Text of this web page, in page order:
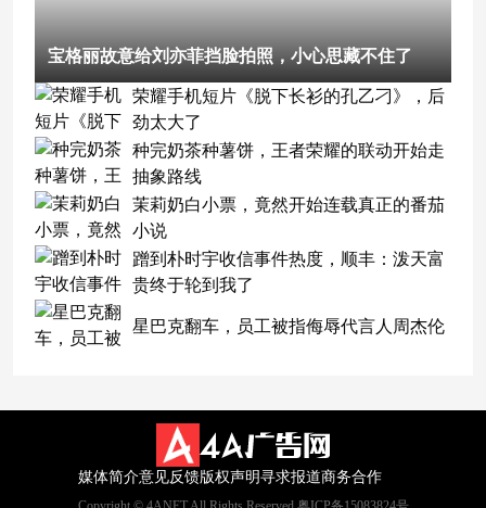
宝格丽故意给刘亦菲挡脸拍照，小心思藏不住了
荣耀手机短片《脱下长衫的孔乙刁》，后
劲太大了
种完奶茶种薯饼，王者荣耀的联动开始走
抽象路线
茉莉奶白小票，竟然开始连载真正的番茄
小说
蹭到朴时宇收信事件热度，顺丰：泼天富
贵终于轮到我了
星巴克翻车，员工被指侮辱代言人周杰伦
媒体简介意见反馈版权声明寻求报道商务合作